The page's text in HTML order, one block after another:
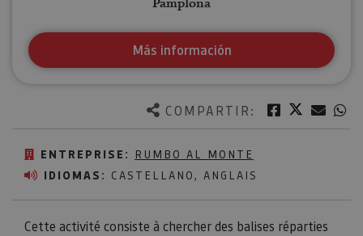
COMPARTIR: Facebook
Twitter
ENTREPRISE: RUMBO AL MONTE
IDIOMAS: CASTELLANO, ANGLAIS
Cette activité consiste à chercher des balises réparties
Más información